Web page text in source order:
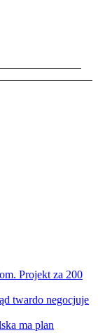
Projekt za 200
twardo negocjuje
ma plan